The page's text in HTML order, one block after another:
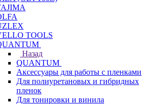
TOOLS
Назад
QUANTUM
Аксессуары для работы с пленками
Для полиуретановых и гибридных
пленок
Для тонировки и винила